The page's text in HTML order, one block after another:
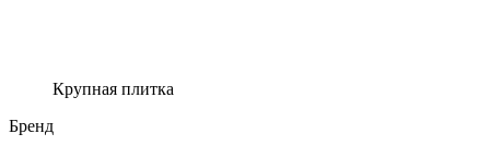
Крупная плитка
Бренд